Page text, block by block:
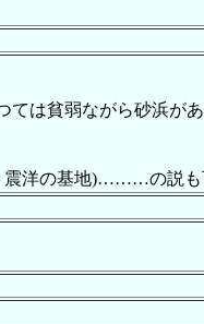
は貧弱ながら砂浜が
洋の基地)………の説も